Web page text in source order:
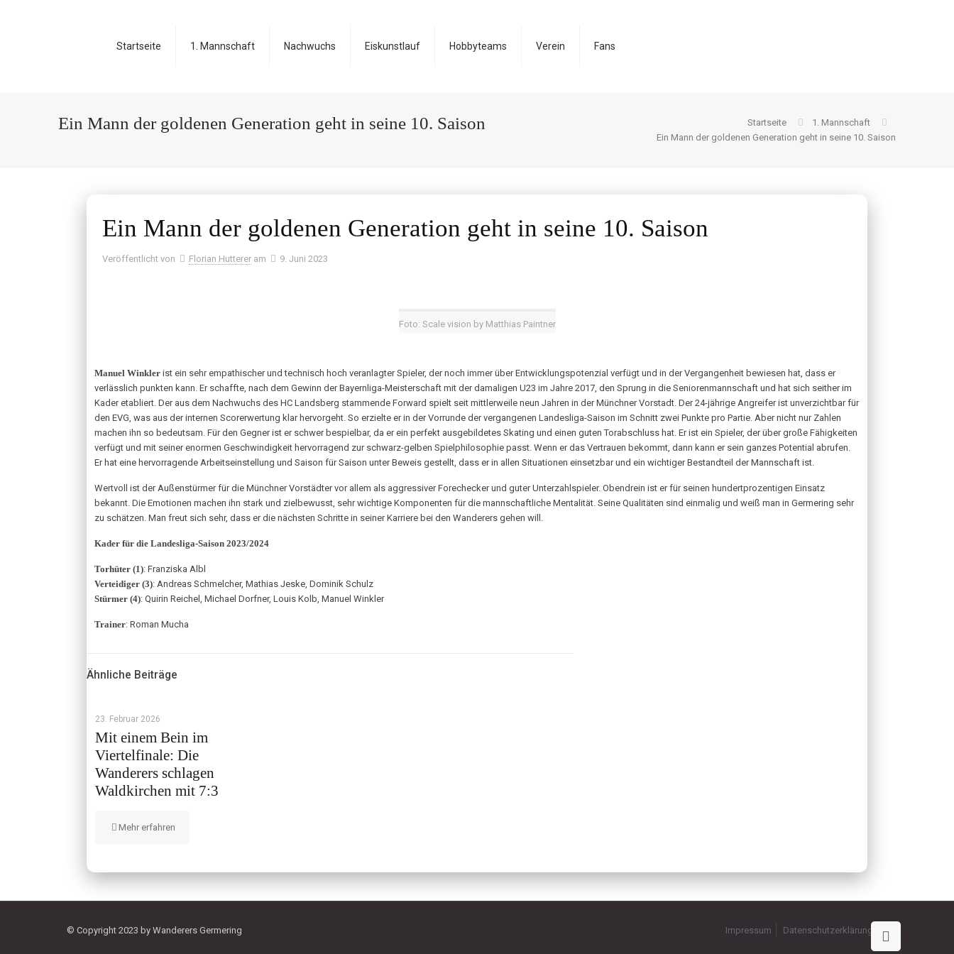
Startseite 1. Mannschaft Nachwuchs Eiskunstlauf Hobbyteams Verein Fans
Ein Mann der goldenen Generation geht in seine 10. Saison Startseite
1. Mannschaft
Ein Mann der goldenen Generation geht in seine 10. Saison
Ein Mann der goldenen Generation geht in seine 10. Saison
Veröffentlicht von Florian Hutterer am 9. Juni 2023
Foto: Scale vision by Matthias Paintner
Manuel Winkler ist ein sehr empathischer und technisch hoch veranlagter Spieler, der noch immer über Entwicklungspotenzial verfügt und in der Vergangenheit bewiesen hat, dass er
verlässlich punkten kann. Er schaffte, nach dem Gewinn der Bayernliga-Meisterschaft mit der damaligen U23 im Jahre 2017, den Sprung in die Seniorenmannschaft und hat sich seither im
Kader etabliert. Der aus dem Nachwuchs des HC Landsberg stammende Forward spielt seit mittlerweile neun Jahren in der Münchner Vorstadt. Der 24-jährige Angreifer ist unverzichtbar für
den EVG, was aus der internen Scorerwertung klar hervorgeht. So erzielte er in der Vorrunde der vergangenen Landesliga-Saison im Schnitt zwei Punkte pro Partie. Aber nicht nur Zahlen
machen ihn so bedeutsam. Für den Gegner ist er schwer bespielbar, da er ein perfekt ausgebildetes Skating und einen guten Torabschluss hat. Er ist ein Spieler, der über große Fähigkeiten
verfügt und mit seiner enormen Geschwindigkeit hervorragend zur schwarz-gelben Spielphilosophie passt. Wenn er das Vertrauen bekommt, dann kann er sein ganzes Potential abrufen.
Er hat eine hervorragende Arbeitseinstellung und Saison für Saison unter Beweis gestellt, dass er in allen Situationen einsetzbar und ein wichtiger Bestandteil der Mannschaft ist.
Wertvoll ist der Außenstürmer für die Münchner Vorstädter vor allem als aggressiver Forechecker und guter Unterzahlspieler. Obendrein ist er für seinen hundertprozentigen Einsatz
bekannt. Die Emotionen machen ihn stark und zielbewusst, sehr wichtige Komponenten für die mannschaftliche Mentalität. Seine Qualitäten sind einmalig und weiß man in Germering sehr
zu schätzen. Man freut sich sehr, dass er die nächsten Schritte in seiner Karriere bei den Wanderers gehen will.
Kader für die Landesliga-Saison 2023/2024
Torhüter (1): Franziska Albl
Verteidiger (3): Andreas Schmelcher, Mathias Jeske, Dominik Schulz
Stürmer (4): Quirin Reichel, Michael Dorfner, Louis Kolb, Manuel Winkler
Trainer: Roman Mucha
Ähnliche Beiträge
23. Februar 2026
Mit einem Bein im
Viertelfinale: Die
Wanderers schlagen
Waldkirchen mit 7:3
Mehr erfahren
© Copyright 2023 by Wanderers Germering Impressum Datenschutzerklärung